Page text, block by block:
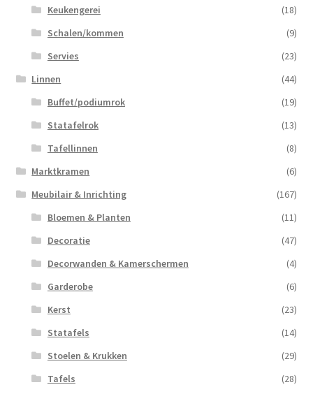
Keukengerei
(18)
Schalen/kommen
(9)
Servies
(23)
Linnen
(44)
Buffet/podiumrok
(19)
Statafelrok
(13)
Tafellinnen
(8)
Marktkramen
(6)
Meubilair & Inrichting
(167)
Bloemen & Planten
(11)
Decoratie
(47)
Decorwanden & Kamerschermen
(4)
Garderobe
(6)
Kerst
(23)
Statafels
(14)
Stoelen & Krukken
(29)
Tafels
(28)